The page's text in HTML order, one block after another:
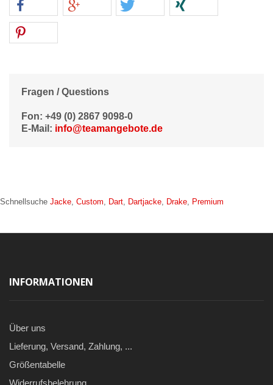
Fragen / Questions
Fon: +49 (0) 2867 9098-0
E-Mail: info@teamangebote.de
Schnellsuche Jacke Custom Dart Dartjacke Drake Premium
INFORMATIONEN
Über uns
Lieferung, Versand, Zahlung, ...
Größentabelle
Widerrufsbelehrung